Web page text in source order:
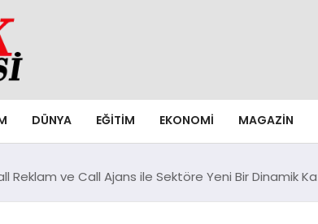
DÜNYA EĞITIM EKONOMI MAGAZIN
Reklam ve Call Ajans ile Sektöre Yeni Bir Dinamik